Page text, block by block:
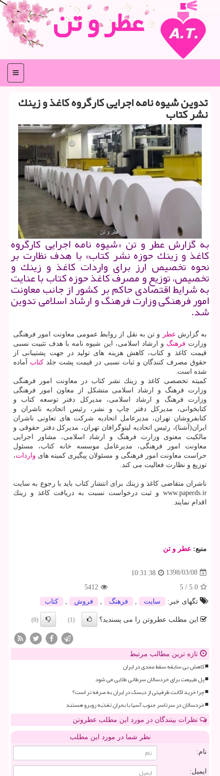
عطر و تن
منو
تدوین شیوه نامه اجرایی كارگروه كاغذ و زینك
نشر كتاب
به گزارش عطر و تن «شیوه نامه اجرایی كارگروه
كاغذ و زینك حوزه نشر كتاب» با هدف نظارت بر
نحوه تخصیص ارز برای واردات كاغذ و زینك و
تخصیص، توزیع و مصرف كاغذ حوزه كتاب با عنایت
به شرایط اقتصادی حاكم بر كشور از جانب معاونت
امور فرهنگی وزارت فرهنگ و ارشاد اسلامی تدوین
شد.
به گزارش عطر
و تن به نقل از روابط عمومی معاونت امور فرهنگی
وزارت فرهنگ و ارشاد اسلامی، این شیوه نامه با هدف تثبیت نسبی
قیمت كاغذ و كتاب، كاهش هزینه های تولید در جهت پشتیبانی از
حقوق مصرف كنندگان و ثبات نسبی در قیمت پشت جلد كتاب آماده
شده است.
كمیته تخصصی كاغذ و زینك نشر كتاب در معاونت امور فرهنگی
وزارت فرهنگ و ارشاد اسلامی متشكل از معاون امور فرهنگی
وزارت فرهنگ و ارشاد اسلامی، مدیركل دفتر توسعه كتاب و
كتابخوانی، مدیركل دفتر چاپ و نشر، رئیس اتحادیه ناشران و
كتابفروشان تهران، مدیرعامل اتحادیه شركت های تعاونی ناشران
ایران(آشنا)، رئیس اتحادیه لیتوگرافان تهران، مدیركل دفتر حقوقی و
مالكیت معنوی وزارت فرهنگ و ارشاد اسلامی، مشاور اجرایی
معاونت امور فرهنگی، مدیرعامل موسسه خانه كتاب، مسئول
حراست معاونت امور فرهنگی و مسئولان پیگیری كمیته های واردات،
توزیع و نظارت فعالیت می كند.
ناشران متقاضی كاغذ و زینك برای انتشار كتاب باید با رجوع به سایت
www.paperds.ir و ثبت درخواست نسبت به دریافت كاغذ و زینك
اقدام نمایند.
منبع: عطر و تن
1398/03/08
10:31:38
5.0
/
5
5412
تگهای خبر:
سایت , فرهنگ , فروش , كتاب
این مطلب عطروتن را می پسندید؟ (1)
(0)
تازه ترین مطالب مرتبط
کاهش بی سابقه سقط عمدی در ایران
پل طبیعت برای خردسالان سرطانی طلایی می شود
چرا خرید اکانت ظرفیتی از دیسک در ایران به صرفه تر است؟
خردسالان در سرتاسر جنوب آسیا با بحران تغذیه روبرو هستند
نظرات بینندگان در مورد این مطلب عطروتن
نظر شما در مورد این مطلب
نام:
ایمیل: